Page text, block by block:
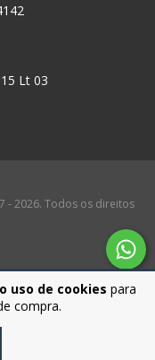
uso de cookies para
compra.
Lt 03
- 2026. Todos os direitos